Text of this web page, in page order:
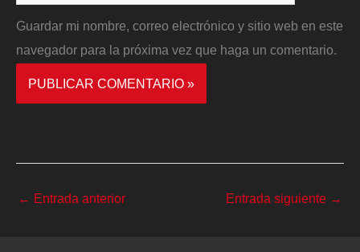
Guardar mi nombre, correo electrónico y sitio web en este
navegador para la próxima vez que haga un comentario.
← Entrada anterior Entrada siguiente →